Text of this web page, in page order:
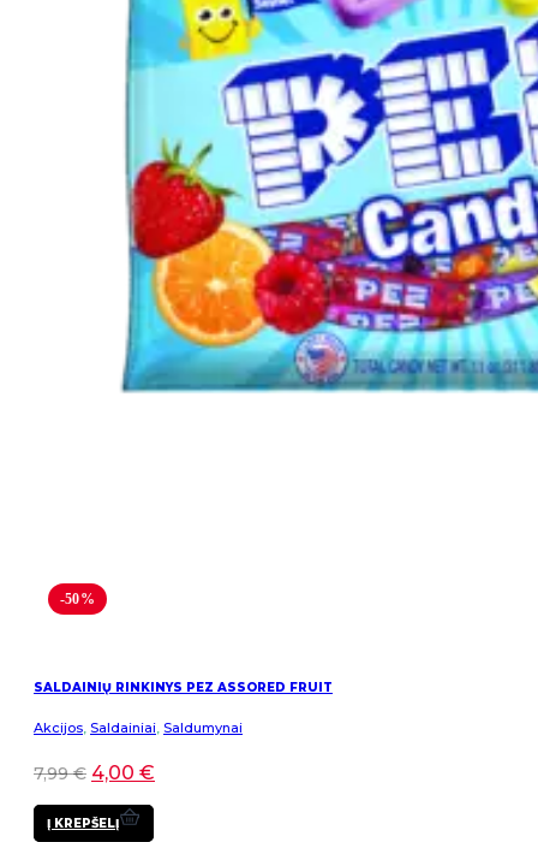
-50%
SALDAINIŲ RINKINYS PEZ ASSORED FRUIT
Akcijos, Saldainiai, Saldumynai
7,99€ 4,00 €
Į KREPŠELĮ